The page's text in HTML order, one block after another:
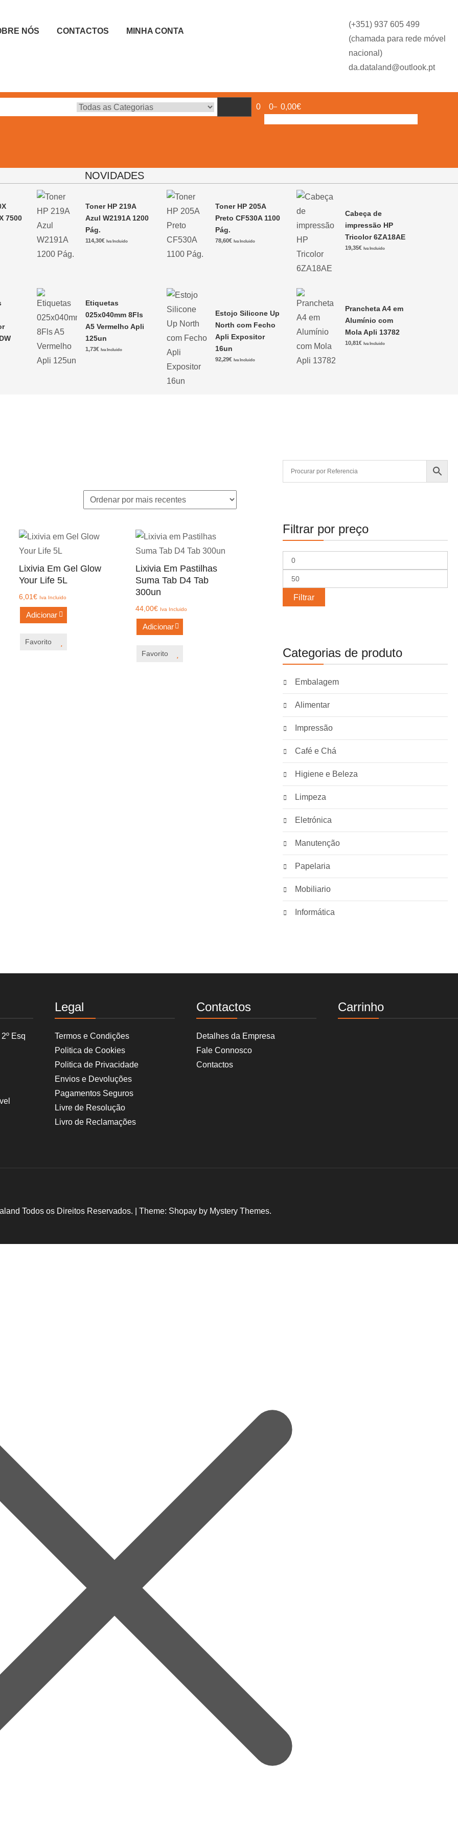
NÓS CONTACTOS MINHA CONTA
(+351) 937 605 499
(chamada para rede móvel
nacional)
da.dataland@outlook.pt
0 0 0,00€
NOVIDADES
7500
Toner HP 219A
Azul W2191A 1200
Pág.
114,30€ Iva Incluido
Toner HP 205A
Preto CF530A 1100
Pág.
78,60€ Iva Incluido
Cabeça de
impressão HP
Tricolor 6ZA18AE
19,35€ Iva Incluido
Etiquetas
025x040mm 8Fls
A5 Vermelho Apli
125un
1,73€ Iva Incluido
Estojo Silicone Up
North com Fecho
Apli Expositor
16un
92,29€ Iva Incluido
Prancheta A4 em
Alumínio com
Mola Apli 13782
10,81€ Iva Incluido
Lixivia Em Gel Glow
Your Life 5L
6,01€ Iva Incluido
Adicionar
Favorito
Lixivia Em Pastilhas
Suma Tab D4 Tab
300un
44,00€ Iva Incluido
Adicionar
Favorito
Filtrar por preço
Preço
mínimo
Preço
máximo
Filtrar
Categorias de produto
Embalagem
Alimentar
Impressão
Café e Chá
Higiene e Beleza
Limpeza
Eletrónica
Manutenção
Papelaria
Mobiliario
Informática
Esq
Legal
Termos e Condições
Politica de Cookies
Politica de Privacidade
Envios e Devoluções
Pagamentos Seguros
Livre de Resolução
Livro de Reclamações
Contactos
Detalhes da Empresa
Fale Connosco
Contactos
Carrinho
Todos os Direitos Reservados. Theme: Shopay by Mystery Themes.